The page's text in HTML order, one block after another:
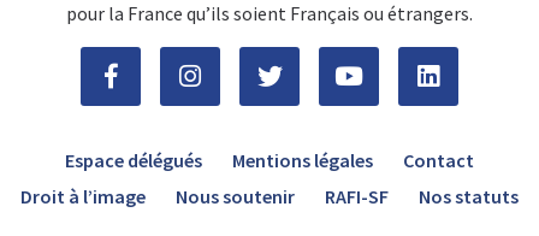
pour la France qu’ils soient Français ou étrangers.
Espace délégués Mentions légales
Contact
Droit à l’image
Nous soutenir RAFI-SF Nos statuts